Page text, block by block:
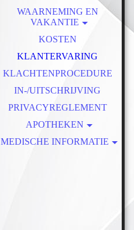
WAARNEMING EN
VAKANTIE
VAKANTIE
KOSTEN
KLANTERVARING
KLACHTENPROCEDURE
IN-/UITSCHRIJVING
PRIVACYREGLEMENT
APOTHEKEN
DE SCHELFHORST
MEDISCHE INFORMATIE